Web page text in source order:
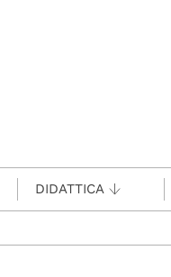
DIDATTICA